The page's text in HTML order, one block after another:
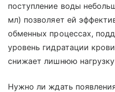
поступление воды
мл) позволяет ей
обменных процессах,
уровень гидратации
снижает лишнюю
Нужно ли ждать